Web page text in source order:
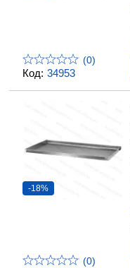
Код: 34953
(0)
-18%
(0)